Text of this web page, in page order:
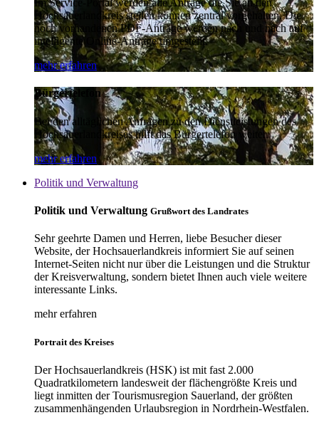
Im Service-Portal werden alle Anträge die Sie an den
Hochsauerlandkreis stellen können zentral vorgehalten. Die
noch vorhandenen PDF-Anträge werden nach und nach auf
intelligente Online-Anträge umgestellt.
mehr erfahren
Bürgertelefon
Bei den alltäglichen Anfragen zu den Dienstleistungen des
Hochsauerlandkreises hilft das Bürgertelefon weiter.
mehr erfahren
Politik und Verwaltung
Politik und Verwaltung Grußwort des Landrates
Sehr geehrte Damen und Herren, liebe Besucher dieser
Website, der Hochsauerlandkreis informiert Sie auf seinen
Internet-Seiten nicht nur über die Leistungen und die Struktur
der Kreisverwaltung, sondern bietet Ihnen auch viele weitere
interessante Links.
mehr erfahren
Portrait des Kreises
Der Hochsauerlandkreis (HSK) ist mit fast 2.000
Quadratkilometern landesweit der flächengrößte Kreis und
liegt inmitten der Tourismusregion Sauerland, der größten
zusammenhängenden Urlaubsregion in Nordrhein-Westfalen.